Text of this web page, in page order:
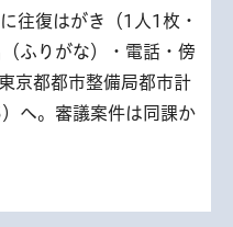
往復はがき（1人1枚・
ふりがな）・電話・傍
京都都市整備局都市計
へ。審議案件は同課か